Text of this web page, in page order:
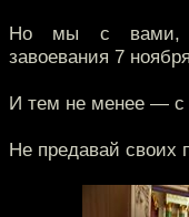
Но мы с вами,
завоевания 7
И тем не менее — с
Не предавай своих